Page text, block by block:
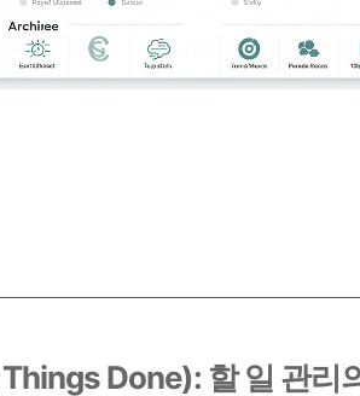
Done): 할 일 관리